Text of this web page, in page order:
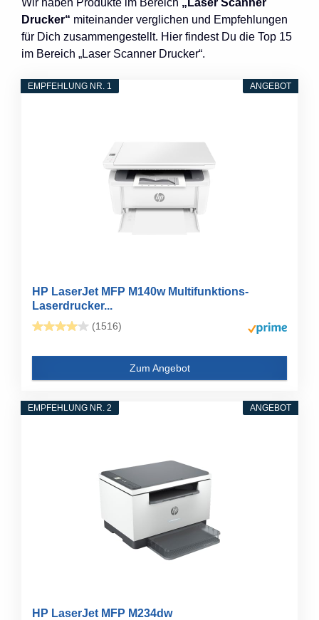
Drucker“ miteinander verglichen und Empfehlungen
für Dich zusammengestellt. Hier findest Du die Top 15
im Bereich „Laser Scanner Drucker“.
ANGEBOT
EMPFEHLUNG NR. 1
HP LaserJet MFP M140w Multifunktions-
Laserdrucker...
(1516)
Zum Angebot
ANGEBOT
EMPFEHLUNG NR. 2
HP LaserJet MFP M234dw